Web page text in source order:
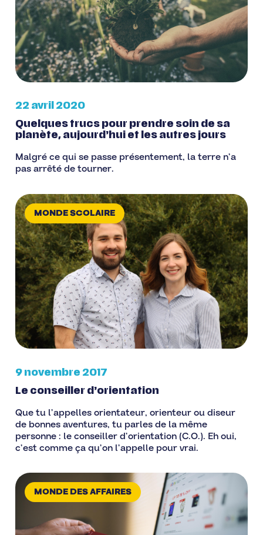
22 avril 2020
Quelques trucs pour prendre soin de sa
planète, aujourd’hui et les autres jours
Malgré ce qui se passe présentement, la terre n’a
pas arrêté de tourner.
MONDE SCOLAIRE
9 novembre 2017
Le conseiller d’orientation
Que tu l’appelles orientateur, orienteur ou diseur
de bonnes aventures, tu parles de la même
personne : le conseiller d’orientation (C.O.). Eh oui,
c’est comme ça qu’on l’appelle pour vrai.
MONDE DES AFFAIRES